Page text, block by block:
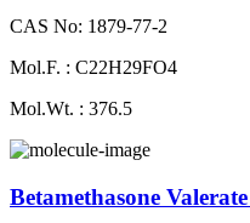
CAS No: 1879-77-2
Mol.F. : C22H29FO4
Mol.Wt. : 376.5
Betamethasone